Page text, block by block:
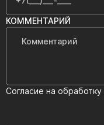
КОММЕНТАРИЙ
Согласие на обработку